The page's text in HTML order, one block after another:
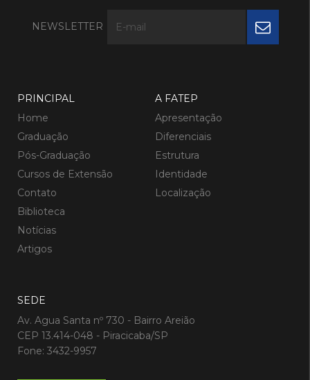
NEWSLETTER
PRINCIPAL
Home
Graduação
Pós-Graduação
Cursos de Extensão
Contato
Biblioteca
Notícias
Artigos
A FATEP
Apresentação
Diferenciais
Estrutura
Identidade
Localização
SEDE
Av. Agua Santa nº 730 - Bairro Areião
CEP 13.414-048 - Piracicaba/SP
Fone: 3432-9957